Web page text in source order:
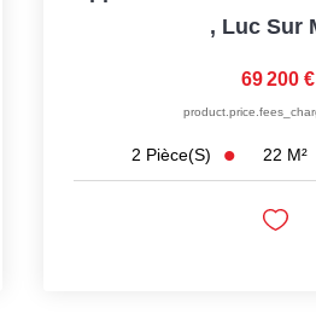
, Luc Sur
69 200 €
2 Pièce(s) 22 M²